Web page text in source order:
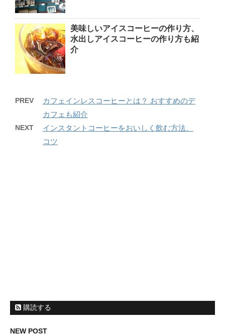
美味しいアイスコーヒーの作り方、
水出しアイスコーヒーの作り方も紹
介
PREV
カフェインレスコーヒーとは？ おすすめのデ
カフェも紹介
NEXT
インスタントコーヒーをおいしく飲む方法、
コツ
購読する
NEW POST